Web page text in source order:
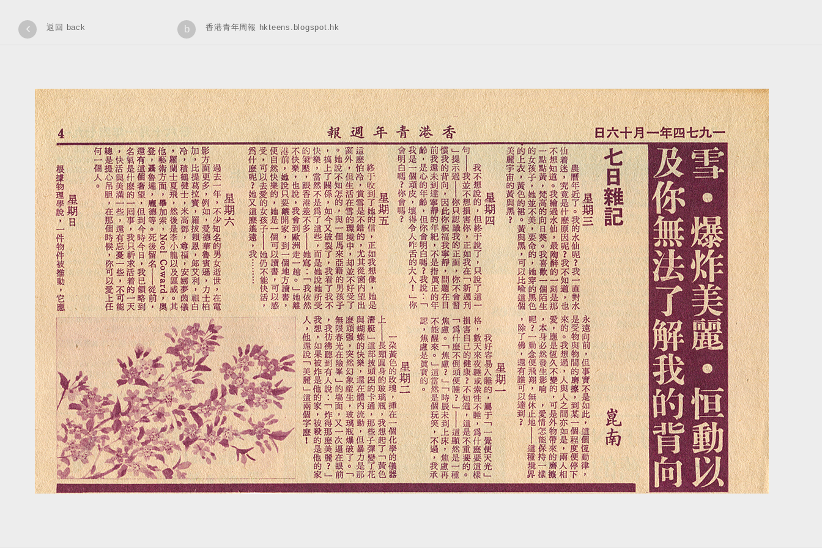
‹ 返回 back b 香港青年周報 hkteens.blogspot.hk